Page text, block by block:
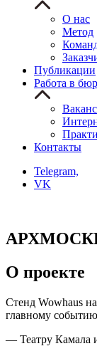
О нас
Метод
Публикации
Работа в
Контакты
Telegram,
VK
О проекте
Стенд Wowhaus
главному
— Театру Камала